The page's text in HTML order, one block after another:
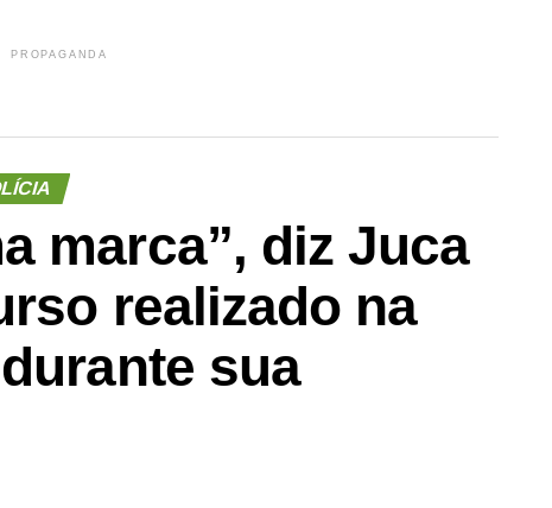
PROPAGANDA
marca”, diz Juca
realizado na
sua